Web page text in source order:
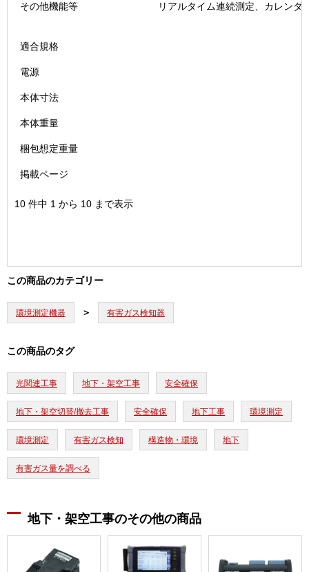
その他機能等 リアルタイム連続測定、カレン
適合規格
電源
本体寸法
本体重量
梱包想定重量
掲載ページ
10 件中 1 から 10 まで表示
この商品のカテゴリー
環境測定機器 有害ガス検知器
この商品のタグ
光関連工事 地下・架空工事 安全確保
地下・架空切替/撤去工事 安全確保 地下工事 環境測定
環境測定 有害ガス検知 構造物・環境 地下
有害ガス量を調べる
地下・架空工事のその他の商品